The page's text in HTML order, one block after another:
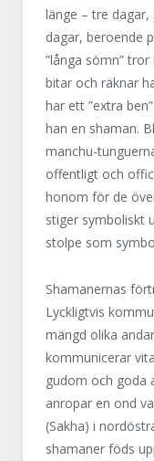
länge – tre
dagar, beroende
”långa sömn”
bitar och räknar
har ett ”extra
han en shaman.
manchu-
offentligt och
honom för de
stiger symboliskt
stolpe som
Shamanernas
Lyckligtvis
mängd olika
kommunicerar
gudom och goda
anropar en ond
(Sakha) i
shamaner föds